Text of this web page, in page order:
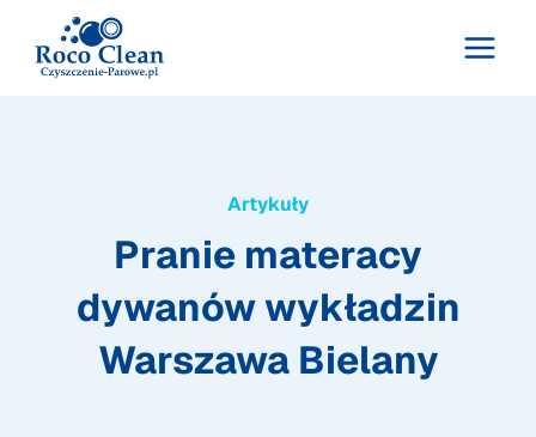
treści
Artykuły
Pranie materacy
dywanów wykładzin
Warszawa Bielany